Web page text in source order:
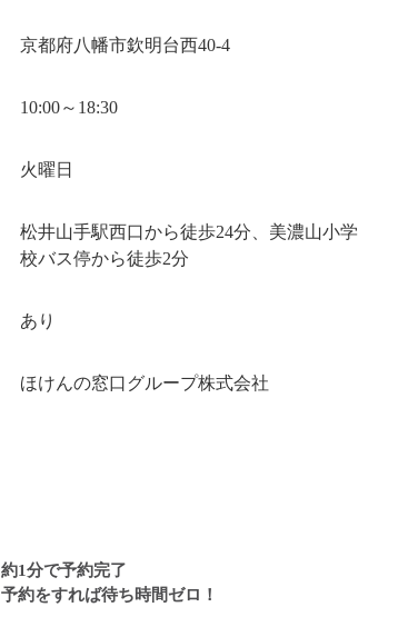
京都府八幡市欽明台西40-4
10:00～18:30
火曜日
松井山手駅西口から徒歩24分、美濃山小学
校バス停から徒歩2分
あり
ほけんの窓口グループ株式会社
約1分で予約完了
予約をすれば待ち時間ゼロ！